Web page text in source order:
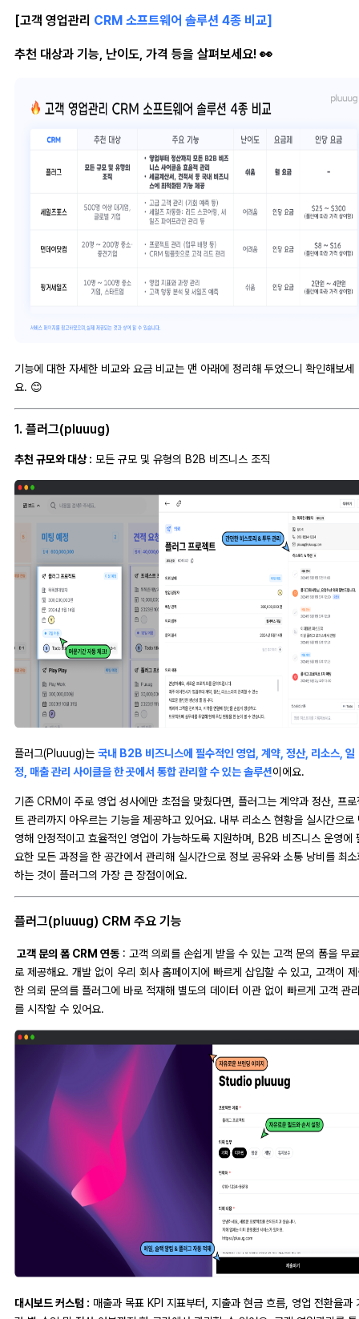
[고객 영업관리 CRM 소프트웨어 솔루션 4종 비교]
추천 대상과 기능, 난이도, 가격 등을 살펴보세요! 👀
기능에 대한 자세한 비교와 요금 비교는 맨 아래에 정리해 두었으니 확인해보세
요. 😊
1. 플러그(pluuug)
추천 규모와 대상 : 모든 규모 및 유형의 B2B 비즈니스 조직
플러그(Pluuug)는 국내 B2B 비즈니스에 필수적인 영업, 계약, 정산, 리소스, 일
정, 매출 관리 사이클을 한 곳에서 통합 관리할 수 있는 솔루션이에요.
기존 CRM이 주로 영업 성사에만 초점을 맞췄다면, 플러그는 계약과 정산, 프로
트 관리까지 아우르는 기능을 제공하고 있어요. 내부 리소스 현황을 실시간으로
영해 안정적이고 효율적인 영업이 가능하도록 지원하며, B2B 비즈니스 운영에
요한 모든 과정을 한 공간에서 관리해 실시간으로 정보 공유와 소통 낭비를 최
하는 것이 플러그의 가장 큰 장점이에요.
플러그(pluuug) CRM 주요 기능
고객 문의 폼 CRM 연동 : 고객 의뢰를 손쉽게 받을 수 있는 고객 문의 폼을 무료
로 제공해요. 개발 없이 우리 회사 홈페이지에 빠르게 삽입할 수 있고, 고객이
한 의뢰 문의를 플러그에 바로 적재해 별도의 데이터 이관 없이 빠르게 고객 관
를 시작할 수 있어요.
대시보드 커스텀 : 매출과 목표 KPI 지표부터, 지출과 현금 흐름, 영업 전환율과